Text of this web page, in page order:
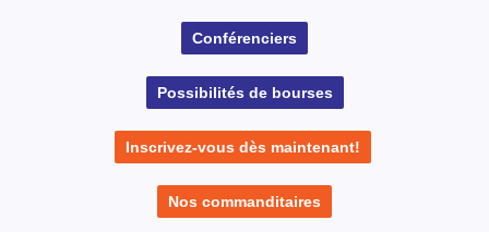
Conférenciers
Possibilités de bourses
Inscrivez-vous dès maintenant!
Nos commanditaires